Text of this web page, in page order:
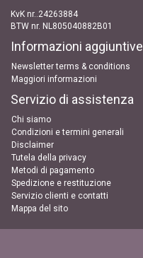
KvK nr..24263884
BTW nr. NL805040882B01
Informazioni aggiuntive
Newsletter terms & conditions
Maggiori informazioni
Servizio di assistenza
Chi siamo
Condizioni e termini generali
Disclaimer
Tutela della privacy
Metodi di pagamento
Spedizione e restituzione
Servizio clienti e contatti
Mappa del sito